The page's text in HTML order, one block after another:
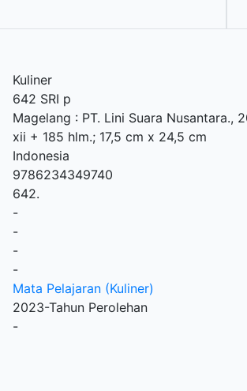
Kuliner
642 SRI p
Magelang : PT. Lini Suara Nusantara.,
xii + 185 hlm.; 17,5 cm x 24,5 cm
Indonesia
9786234349740
642.
-
-
-
-
Mata Pelajaran (Kuliner)
2023-Tahun Perolehan
-